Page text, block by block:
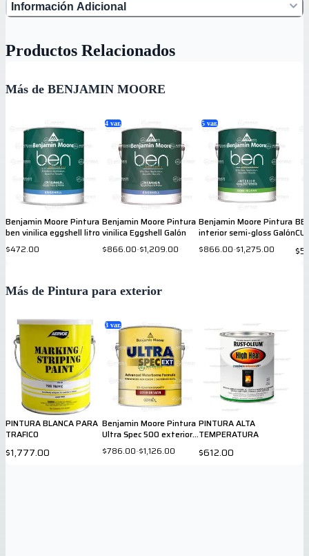
Información Adicional
Productos Relacionados
Más de BENJAMIN MOORE
Benjamin Moore Pintura
ben vinilica eggshell litro
$472.00
4 var.
Benjamin Moore Pintura
vinilica Eggshell Galón
$866.00-$1,209.00
5 var.
Benjamin Moore Pintura
interior semi-gloss Galón
$866.00-$1,275.00
Más de Pintura para exterior
PINTURA BLANCA PARA
TRAFICO
$1,777.00
3 var.
Benjamin Moore Pintura
Ultra Spec 500 exterior
satín
$786.00-$1,126.00
PINTURA ALTA
TEMPERATURA
$612.00